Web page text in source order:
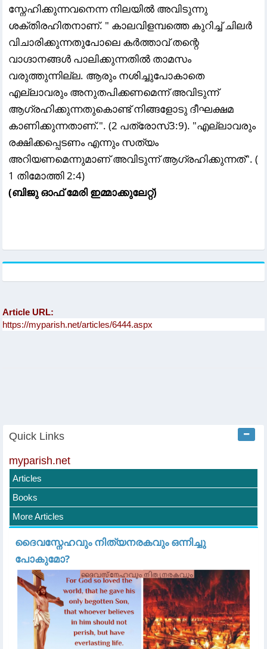
സ്നേഹിക്കുന്നവനെന്ന നിലയിൽ അവിടുന്നു
ശക്തിരഹിതനാണ്. " കാലവിളമ്പത്തെ കുറിച്ച്‌ ചിലർ
വിചാരിക്കുന്നതുപോലെ കർത്താവ്‌ തന്റെ
വാഗ്ദാനങ്ങൾ പാലിക്കുന്നതിൽ താമസം
വരുത്തുന്നില്ല. ആരും നശിച്ചുപോകാതെ
എല്ലാവരും അനുതപിക്കണമെന്ന് അവിടുന്ന്
ആഗ്രഹിക്കുന്നതുകൊണ്ട്‌ നിങ്ങളോടു ദീഘക്ഷമ
കാണിക്കുന്നതാണ്.". (2 പത്രോസ്‌3:9). "എല്ലാവരും
രക്ഷിക്കപ്പെടണം എന്നും സത്യം
അറിയണമെന്നുമാണ് അവിടുന്ന് ആഗ്രഹിക്കുന്നത്‌". (
1 തിമോത്തി 2:4)
(ബിജു ഓഫ് മേരി ഇമ്മാക്കുലേറ്റ്)
Article URL:
Quick Links
myparish.net
Articles
Books
More Articles
ദൈവസ്നേഹവും നിത്യനരകവും ഒന്നിച്ചു
പോകുമോ?